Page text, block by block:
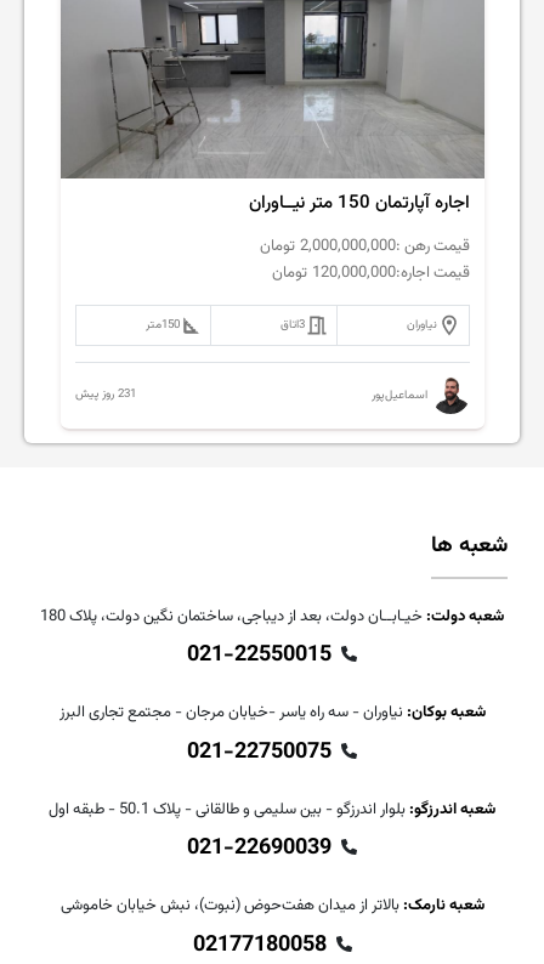
اجاره آپارتمان 150 متر نیــاوران
قیمت رهن :2,000,000,000 تومان
قیمت اجاره:120,000,000 تومان
نیاوران 3اتاق 150متر
اسماعیل‌پور 231 روز پیش
شعبه ها
شعبه دولت: خیـابــان دولت، بعد از دیباجی، ساختمان نگین دولت، پلاک 180
021-22550015
شعبه بوکان: نیاوران - سه راه یاسر -خیابان مرجان - مجتمع تجاری البرز
021-22750075
شعبه اندرزگو: بلوار اندرزگو - بین سلیمی و طالقانی - پلاک 50.1 - طبقه اول
021-22690039
شعبه نارمک: بالاتر از میدان هفت‌حوض (نبوت)، نبش خیابان خاموشی
02177180058